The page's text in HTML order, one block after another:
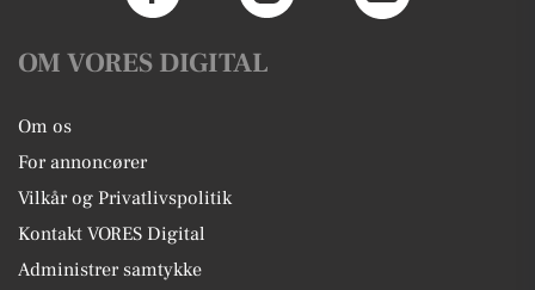
OM VORES DIGITAL
Om os
For annoncører
Vilkår og Privatlivspolitik
Kontakt VORES Digital
Administrer samtykke